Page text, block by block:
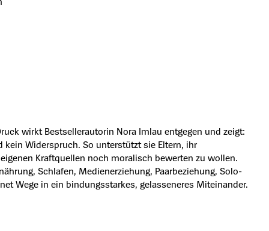
wirkt Bestsellerautorin Nora Imlau entgegen und zeigt:
Widerspruch. So unterstützt sie Eltern, ihr
Kraftquellen noch moralisch bewerten zu wollen.
Schlafen, Medienerziehung, Paarbeziehung, Solo-
Wege in ein bindungsstarkes, gelasseneres Miteinander.